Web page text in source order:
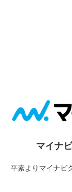
マイナ
平素よりマイナビ